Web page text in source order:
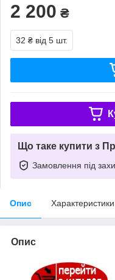
2 200 ₴
32 ₴ від 5 шт.
Що таке купити з
Замовлення під
Опис Характеристики
Опис